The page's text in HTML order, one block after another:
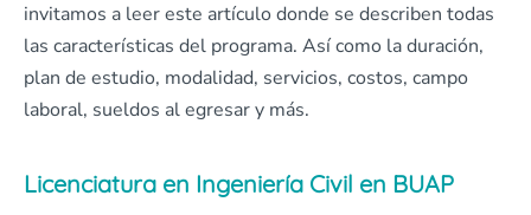
invitamos a leer este artículo donde se describen todas
las características del programa. Así como la duración,
plan de estudio, modalidad, servicios, costos, campo
laboral, sueldos al egresar y más.
Licenciatura en Ingeniería Civil en BUAP